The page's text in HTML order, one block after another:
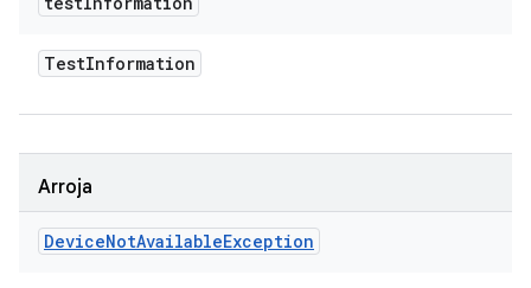
TestInformation
Arroja
DeviceNotAvailableException